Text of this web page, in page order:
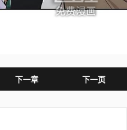
下一章 下一页